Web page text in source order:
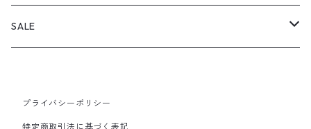
PANTS
SALE
PANTS
プライバシーポリシー
特定商取引法に基づく表記